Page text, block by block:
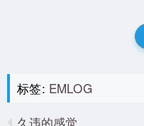
标签: EMLOG
久违的感觉..